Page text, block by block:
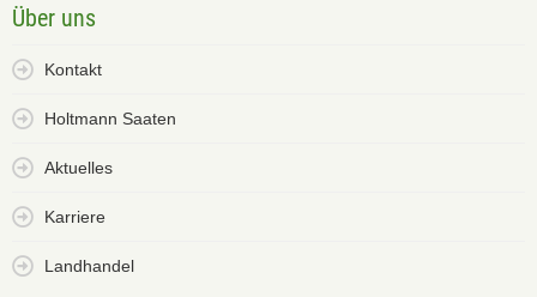
Über uns
Kontakt
Holtmann Saaten
Aktuelles
Karriere
Landhandel